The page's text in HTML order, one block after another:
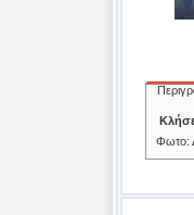
Φωτο: